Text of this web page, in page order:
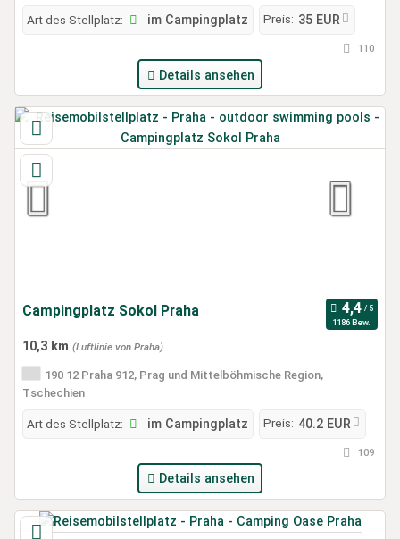
Art des Stellplatz: im Campingplatz Preis: 35 EUR
110
Details ansehen
Campingplatz Sokol Praha
1186 Bew.
10,3 km (Luftlinie von Praha)
190 12 Praha 912, Prag und Mittelböhmische Region,
Tschechien
Art des Stellplatz: im Campingplatz Preis: 40.2 EUR
109
Details ansehen